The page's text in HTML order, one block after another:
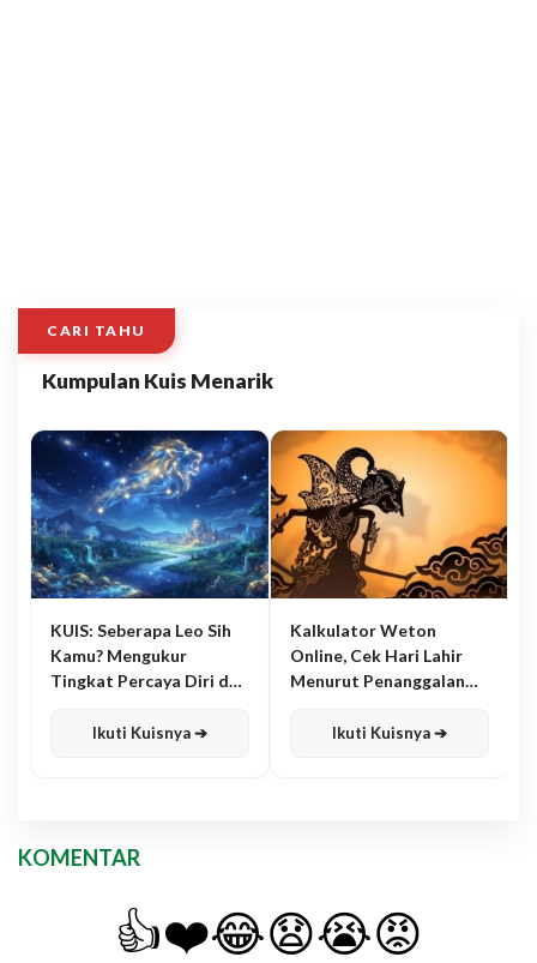
CARI TAHU
Kumpulan Kuis Menarik
KUIS: Seberapa Leo Sih
Kamu? Mengukur
Tingkat Percaya Diri dan
Ikuti Kuisnya ➔
Kalkulator Weton
Online, Cek Hari Lahir
Menurut Penanggalan
Ikuti Kuisnya ➔
KOMENTAR
👍❤️😂😧😭😡